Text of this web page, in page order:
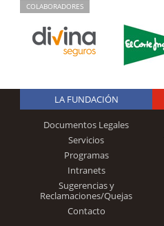
COLABORADORES
LA FUNDACIÓN
Documentos Legales
Servicios
Programas
Intranets
Sugerencias y
Reclamaciones/Quejas
Contacto